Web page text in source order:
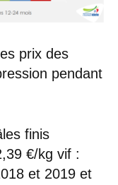
prix des
pendant
finis
€/kg vif :
et 2019 et